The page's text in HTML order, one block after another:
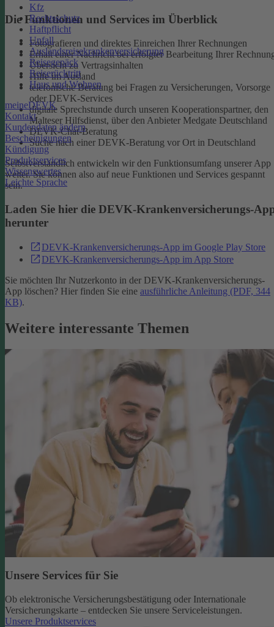
Kfz
Rechtsschutz
Haftpflicht
Unfall
Auslandsreisekrankenversicherung
Reisegepäck
Reiserücktritt
Haus und Wohnen
meineDEVK
Kontakt
Kundendaten ändern
Bescheinigungen
Kündigung
Produktservices
Wissenswertes
Leichte Sprache
Die Funktionen und Services im Überblick
Fotografieren und direktes Einreichen Ihrer Rechnungen
Erhalt einer Nachricht bei erfolgter Bearbeitung Ihrer
Übersicht zu Vertragsinhalten
Hilfe im Ausland
telefonische Beratung bei Fragen zu Versicherungen, Vorsorge
oder DEVK-Services
digitale Sprechstunde durch unseren Kooperationspartner, den
Malteser Hilfsdienst, über den Anbieter Medgate Deutschland
DEVK-Chat-Beratung
Suche nach einer DEVK-Beratung vor Ort in Deutschland
Selbstverständlich entwickeln wir den Funktionsumfang unserer App
weiter. Sie können also auf neue Funktionen und Services gespannt
sein.
Laden Sie hier die DEVK-Krankenversicherungs-
herunter
DEVK-Krankenversicherungs-App im Google Play Store
DEVK-Krankenversicherungs-App im App Store
Sie möchten Ihr Nutzerkonto in der DEVK-Krankenversicherungs-
App löschen? Hier finden Sie eine ausführliche Anleitung (PDF, 344
KB).
Weitere interessante Themen
Unsere Services für Sie
Ob elektronische Versicherungsbestätigung oder Internationale
Versicherungskarte – entdecken Sie unsere Serviceleistungen.
Unsere Produktservices